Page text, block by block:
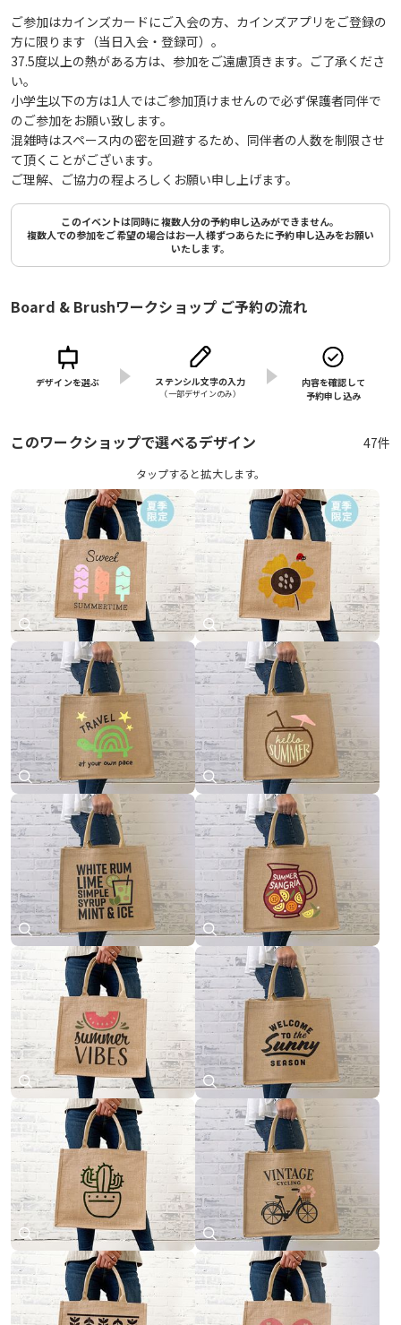
ご参加はカインズカードにご入会の方、カインズアプリをご登録の
方に限ります（当日入会・登録可）。
37.5度以上の熱がある方は、参加をご遠慮頂きます。ご了承くださ
い。
小学生以下の方は1人ではご参加頂けませんので必ず保護者同伴で
のご参加をお願い致します。
混雑時はスペース内の密を回避するため、同伴者の人数を制限させ
て頂くことがございます。
ご理解、ご協力の程よろしくお願い申し上げます。
このイベントは同時に複数人分の予約申し込みができません。
複数人での参加をご希望の場合はお一人様ずつあらたに予約申し込みをお願い
いたします。
Board & Brushワークショップ ご予約の流れ
デザインを選ぶ ステンシル文字の入力
（⼀部デザインのみ）
内容を確認して
予約申し込み
このワークショップで選べるデザイン 47件
タップすると拡⼤します。